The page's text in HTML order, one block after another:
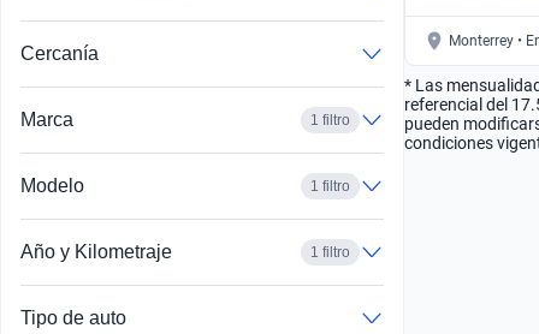
Cercanía
Marca 1 filtro
Modelo 1 filtro
Año y Kilometraje 1 filtro
Tipo de auto
Monterrey •
* Las
referencial del
pueden
condiciones